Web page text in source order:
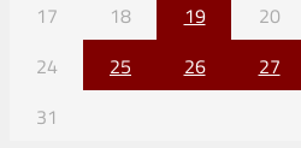
17
18 19 20
24
25 26 27
31